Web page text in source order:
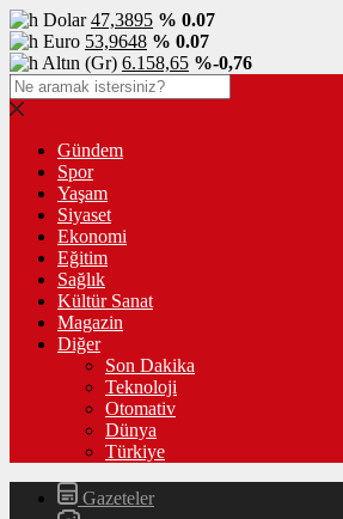
Dolar47,3895 % 0.07
Euro 53,9648 % 0.07
Altın (Gr) 6.158,65 %-0,76
Gündem
Spor
Yaşam
Siyaset
Ekonomi
Eğitim
Sağlık
Kültür Sanat
Magazin
Diğer
Son Dakika
Teknoloji
Otomativ
Dünya
Türkiye
Gazeteler